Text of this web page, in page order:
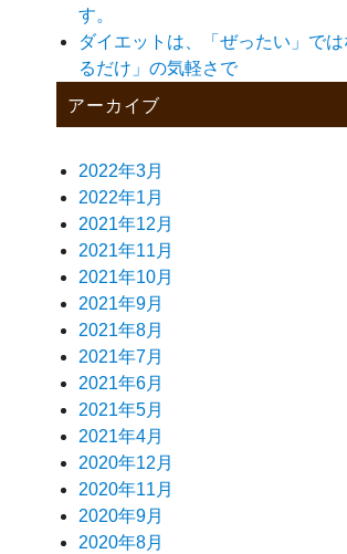
す。
ダイエットは、「ぜったい」では
るだけ」の気軽さで
アーカイブ
2022年3月
2022年1月
2021年12月
2021年11月
2021年10月
2021年9月
2021年8月
2021年7月
2021年6月
2021年5月
2021年4月
2020年12月
2020年11月
2020年9月
2020年8月